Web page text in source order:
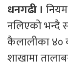
धनगढी ।
नलिएको भन्दै
कैलालीका ४०
शाखामा